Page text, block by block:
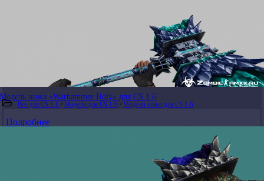
Модель ножа «Warhammer Holy» для CS 1.6
Все для CS 1.6 / Модели для CS 1.6 / Модели ножа для CS 1.6
Подробнее